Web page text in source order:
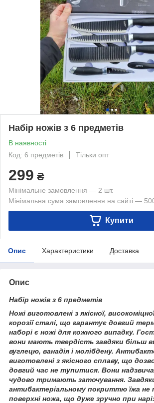
Набір ножів з 6 предметів
В наявності
Код: 6 предметів
Тільки опт
299 ₴
Мінімальне замовлення — 2 шт.
Мінімальна сума замовлення на сайті —
Купити
Опис Характеристики Доставка
Опис
Набір ножів з 6 предметів
Ножі виготовлені з якісної,
корозії сталі, що гарантує довгий
наборі є ножі для кожного випадку.
вони мають твердість завдяки більш
вуглецю, ванадія і молібдену.
виготовлені з якісного сплаву, що
довгий час не тупитися. Вони
чудово тримають заточування.
антибактеріальному покриттю їжа не
поверхні ножа, що дуже зручно при